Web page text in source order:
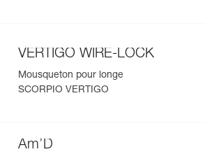
VERTIGO WIRE-LOCK
Mousqueton pour longe
SCORPIO VERTIGO
Am’D